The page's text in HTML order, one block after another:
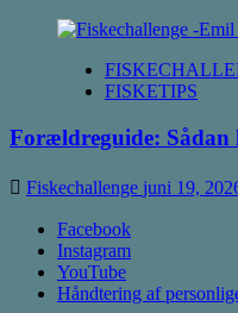
FISKETIPS
Forældreguide:
Fiskechallenge juni 19,
Facebook
Instagram
YouTube
Håndtering af